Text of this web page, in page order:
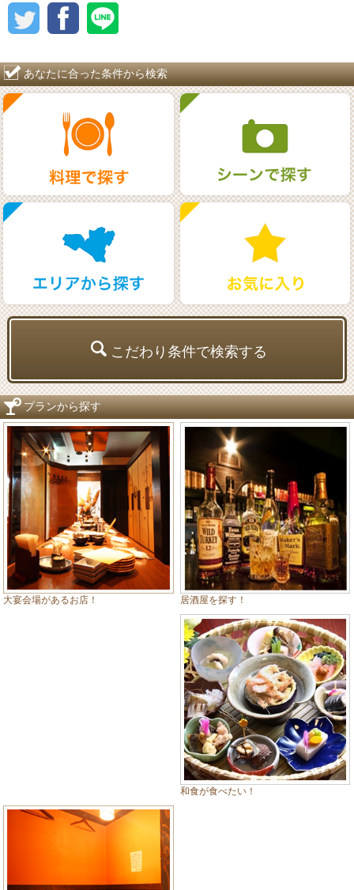
あなたに合った条件から検索
こだわり条件で検索する
プランから探す
大宴会場があるお店！ 居酒屋を探す！
和食が食べたい！